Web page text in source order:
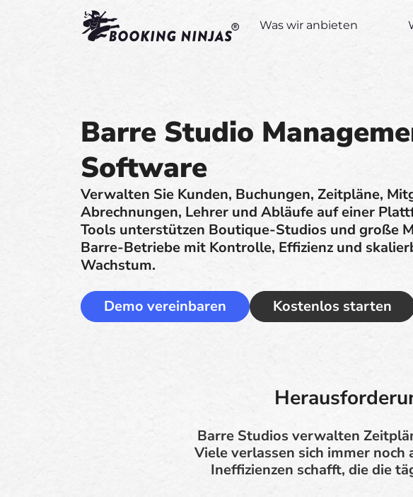
Was wir anbieten
Barre Studio
Software
Verwalten Sie Kunden, Buchungen, Zeitpläne,
Abrechnungen, Lehrer und Abläufe auf einer
Tools unterstützen Boutique-Studios und große
Barre-Betriebe mit Kontrolle, Effizienz und
Wachstum.
Demo vereinbaren Kostenlos starten
Barre Studios verwalten
Viele verlassen sich immer
Ineffizienzen schafft, die die